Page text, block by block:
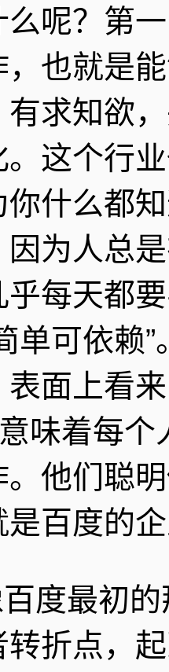
呢？第
也就是
求知欲
。这个行
什么都
为人总
每天都
单可依赖
面上看
味着每
。他们聪
百度的
度最初
折点，